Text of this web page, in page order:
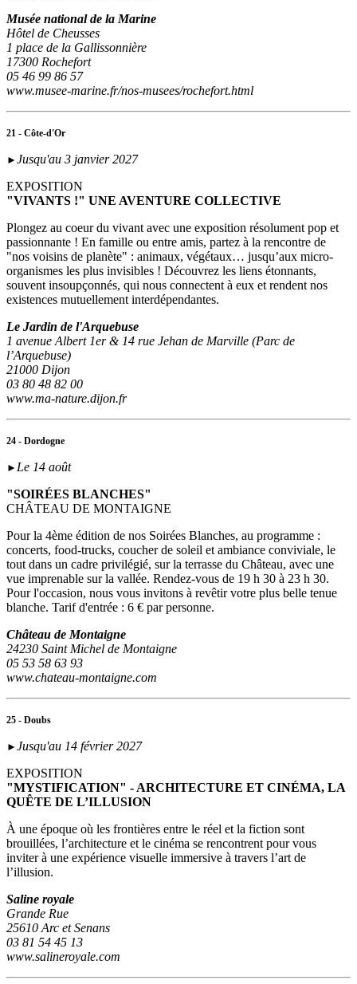
Musée national de la Marine
Hôtel de Cheusses
1 place de la Gallissonnière
17300 Rochefort
05 46 99 86 57
www.musee-marine.fr/nos-musees/rochefort.html
21 - Côte-d'Or
► Jusqu'au 3 janvier 2027
EXPOSITION
"VIVANTS !" UNE AVENTURE COLLECTIVE
Plongez au coeur du vivant avec une exposition résolument pop et
passionnante ! En famille ou entre amis, partez à la rencontre de
"nos voisins de planète" : animaux, végétaux… jusqu’aux micro-
organismes les plus invisibles ! Découvrez les liens étonnants,
souvent insoupçonnés, qui nous connectent à eux et rendent nos
existences mutuellement interdépendantes.
Le Jardin de l'Arquebuse
1 avenue Albert 1er & 14 rue Jehan de Marville (Parc de
l’Arquebuse)
21000 Dijon
03 80 48 82 00
www.ma-nature.dijon.fr
24 - Dordogne
► Le 14 août
"SOIRÉES BLANCHES"
CHÂTEAU DE MONTAIGNE
Pour la 4ème édition de nos Soirées Blanches, au programme :
concerts, food-trucks, coucher de soleil et ambiance conviviale, le
tout dans un cadre privilégié, sur la terrasse du Château, avec une
vue imprenable sur la vallée. Rendez-vous de 19 h 30 à 23 h 30.
Pour l'occasion, nous vous invitons à revêtir votre plus belle tenue
blanche. Tarif d'entrée : 6 € par personne.
Château de Montaigne
24230 Saint Michel de Montaigne
05 53 58 63 93
www.chateau-montaigne.com
25 - Doubs
► Jusqu'au 14 février 2027
EXPOSITION
"MYSTIFICATION" - ARCHITECTURE ET CINÉMA, LA
QUÊTE DE L’ILLUSION
À une époque où les frontières entre le réel et la fiction sont
brouillées, l’architecture et le cinéma se rencontrent pour vous
inviter à une expérience visuelle immersive à travers l’art de
l’illusion.
Saline royale
Grande Rue
25610 Arc et Senans
03 81 54 45 13
www.salineroyale.com